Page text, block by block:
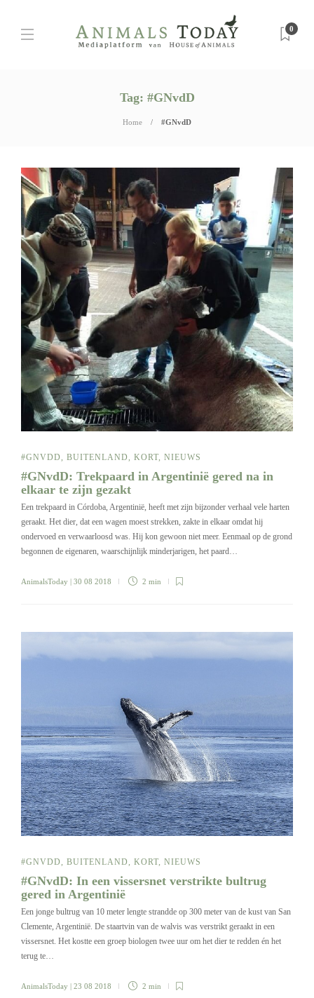
0
Tag: #GNvdD
Home #GNvdD
#GNVDD BUITENLAND KORT NIEUWS
#GNvdD: Trekpaard in Argentinië gered na in
elkaar te zijn gezakt
Een trekpaard in Córdoba, Argentinië, heeft met zijn bijzonder verhaal vele harten
geraakt. Het dier, dat een wagen moest strekken, zakte in elkaar omdat hij
ondervoed en verwaarloosd was. Hij kon gewoon niet meer. Eenmaal op de grond
begonnen de eigenaren, waarschijnlijk minderjarigen, het paard…
AnimalsToday | 30 08 2018 2 min
#GNVDD, BUITENLAND, KORT, NIEUWS
#GNvdD: In een vissersnet verstrikte bultrug
gered in Argentinië
Een jonge bultrug van 10 meter lengte strandde op 300 meter van de kust van San
Clemente, Argentinië. De staartvin van de walvis was verstrikt geraakt in een
vissersnet. Het kostte een groep biologen twee uur om het dier te redden én het
terug te…
AnimalsToday | 23 08 2018 2 min